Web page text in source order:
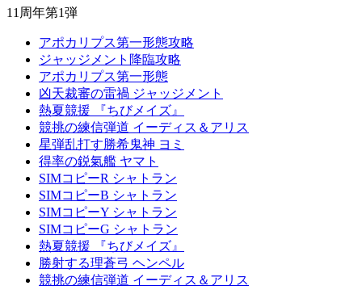
11周年第1弾
アポカリプス第一形態攻略
ジャッジメント降臨攻略
アポカリプス第一形態
凶天裁審の雷禍 ジャッジメント
熱夏競援 『ちびメイズ』
競挑の練信弾道 イーディス＆アリス
星弾乱打す勝希鬼神 ヨミ
得率の鋭氣艦 ヤマト
SIMコピーR シャトラン
SIMコピーB シャトラン
SIMコピーY シャトラン
SIMコピーG シャトラン
熱夏競援 『ちびメイズ』
勝射する理蒼弓 ヘンペル
競挑の練信弾道 イーディス＆アリス